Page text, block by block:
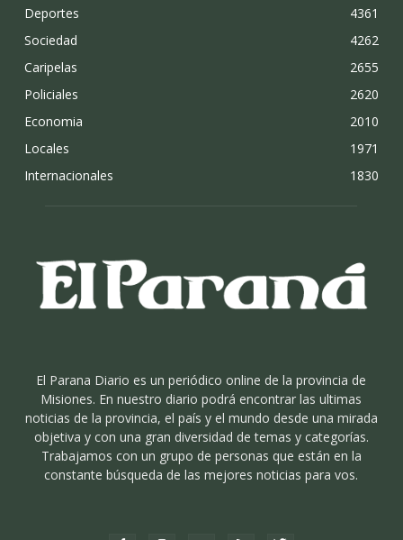
Deportes
4361
Sociedad
4262
Caripelas
2655
Policiales
2620
Economia
2010
Locales
1971
Internacionales
1830
El Parana Diario es un periódico online de la provincia de
Misiones. En nuestro diario podrá encontrar las ultimas
noticias de la provincia, el país y el mundo desde una mirada
objetiva y con una gran diversidad de temas y categorías.
Trabajamos con un grupo de personas que están en la
constante búsqueda de las mejores noticias para vos.